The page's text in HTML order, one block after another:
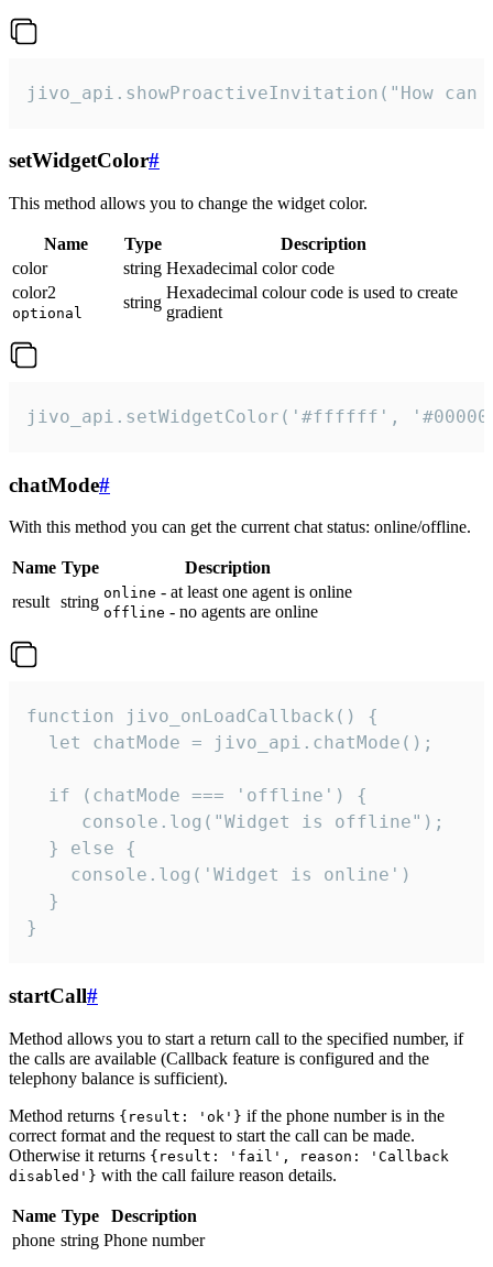
jivo_api.showProactiveInvitation("How
setWidgetColor#
This method allows you to change the widget color.
Name Type
Description
color
string Hexadecimal color code
color2
optional
string
Hexadecimal colour code is used to create
gradient
jivo_api.setWidgetColor('#ffffff',
chatMode#
With this method you can get the current chat status: online/offline.
Name Type
Description
result string online - at least one agent is online
offline - no agents are online
function jivo_onLoadCallback() {
  let chatMode = jivo_api.chatMode();
  if (chatMode === 'offline') {
     console.log("Widget is offline");
  } else {
    console.log('Widget is online')
  }
}
startCall#
Method allows you to start a return call to the specified number, if
the calls are available (Callback feature is configured and the
telephony balance is sufficient).
Method returns {result: 'ok'} if the phone number is in the
correct format and the request to start the call can be made.
Otherwise it returns {result: 'fail', reason: 'Callback
disabled'} with the call failure reason details.
Name Type
Description
phone string Phone number